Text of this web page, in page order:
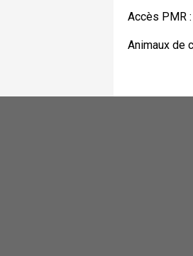
Accès PMR
Animaux de